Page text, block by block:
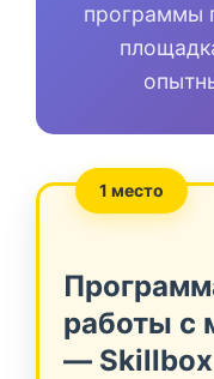
программы
1 место
работы с
— Skillbox